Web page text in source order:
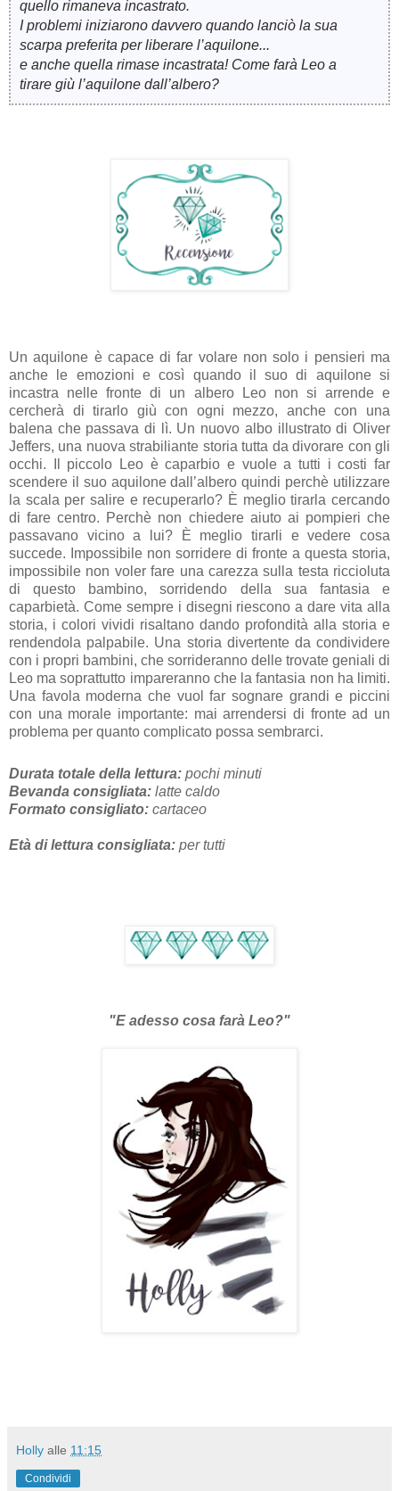
quello rimaneva incastrato.
I problemi iniziarono davvero quando lanciò la sua
scarpa preferita per liberare l’aquilone...
e anche quella rimase incastrata! Come farà Leo a
tirare giù l’aquilone dall’albero?
Un aquilone è capace di far volare non solo i pensieri ma
anche le emozioni e così quando il suo di aquilone si
incastra nelle fronte di un albero Leo non si arrende e
cercherà di tirarlo giù con ogni mezzo, anche con una
balena che passava di lì. Un nuovo albo illustrato di Oliver
Jeffers, una nuova strabiliante storia tutta da divorare con gli
occhi. Il piccolo Leo è caparbio e vuole a tutti i costi far
scendere il suo aquilone dall’albero quindi perchè utilizzare
la scala per salire e recuperarlo? È meglio tirarla cercando
di fare centro. Perchè non chiedere aiuto ai pompieri che
passavano vicino a lui? È meglio tirarli e vedere cosa
succede. Impossibile non sorridere di fronte a questa storia,
impossibile non voler fare una carezza sulla testa riccioluta
di questo bambino, sorridendo della sua fantasia e
caparbietà. Come sempre i disegni riescono a dare vita alla
storia, i colori vividi risaltano dando profondità alla storia e
rendendola palpabile. Una storia divertente da condividere
con i propri bambini, che sorrideranno delle trovate geniali di
Leo ma soprattutto impareranno che la fantasia non ha limiti.
Una favola moderna che vuol far sognare grandi e piccini
con una morale importante: mai arrendersi di fronte ad un
problema per quanto complicato possa sembrarci.
Durata totale della lettura: pochi minuti
Bevanda consigliata: latte caldo
Formato consigliato: cartaceo
Età di lettura consigliata: per tutti
"E adesso cosa farà Leo?"
Holly alle 11:15
Condividi